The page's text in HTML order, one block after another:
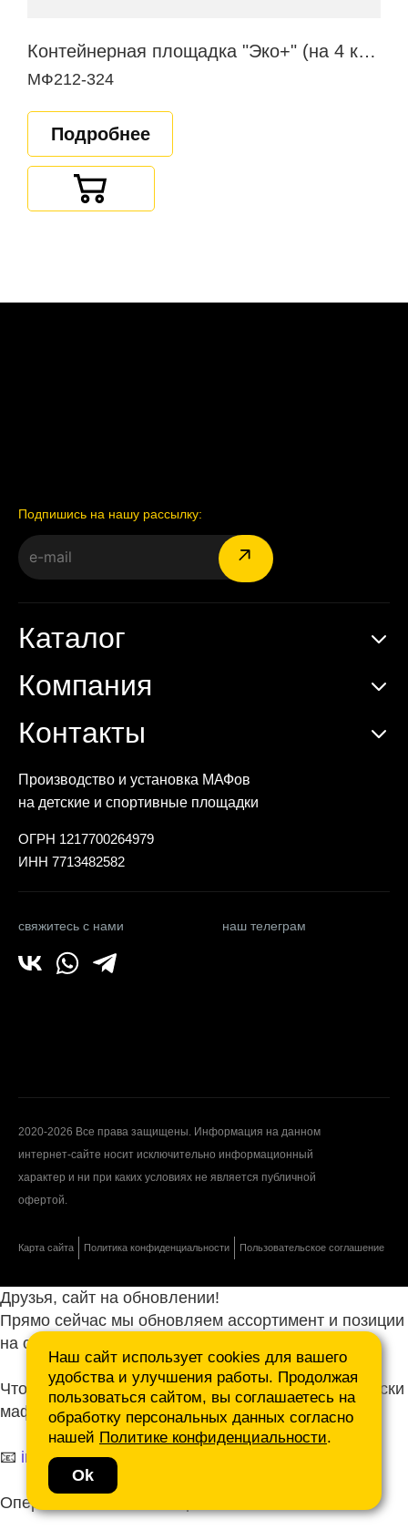
Контейнерная площадка "Эко+" (на 4 контейнера)
МФ212-324
Подробнее
Подпишись на нашу рассылку:
Производство и установка МАФов
на детские и спортивные площадки
ОГРН 1217700264979
ИНН 7713482582
свяжитесь с нами наш телеграм
Каталог
Компания
Контакты
2020-2026 Все права защищены. Информация на данном
интернет-сайте носит исключительно информационный
характер и ни при каких условиях не является публичной
офертой.
Карта сайта Политика конфиденциальности Пользовательское соглашение
Наш сайт использует cookies для вашего
удобства и улучшения работы. Продолжая
пользоваться сайтом, вы соглашаетесь на
обработку персональных данных согласно
нашей Политике конфиденциальности.
Ok
Друзья, сайт на обновлении!
Прямо сейчас мы обновляем ассортимент и позиции
на сайте.
Чтобы не ждать, присылайте ваши запросы и списки
маф нам на почту.
📧 info@mafmasterfibre.ru
Оперативно ответим и просчитаем КП!